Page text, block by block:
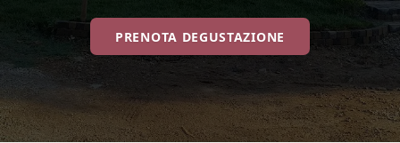
PRENOTA DEGUSTAZIONE